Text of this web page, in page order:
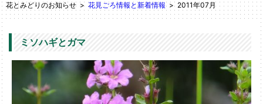
花とみどりのお知らせ
花見ごろ情報と新着情報 2011年07月
ミソハギとガマ